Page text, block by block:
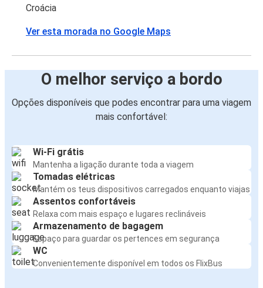
Croácia
Ver esta morada no Google Maps
O melhor serviço a bordo
Opções disponíveis que podes encontrar para uma viagem
mais confortável:
Wi-Fi grátis
Mantenha a ligação durante toda a viagem
Tomadas elétricas
Mantém os teus dispositivos carregados enquanto viajas
Assentos confortáveis
Relaxa com mais espaço e lugares reclináveis
Armazenamento de bagagem
Espaço para guardar os pertences em segurança
WC
Convenientemente disponível em todos os FlixBus